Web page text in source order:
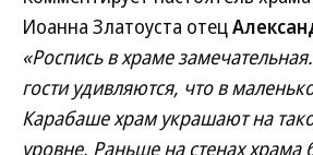
Иоанна Златоуста отец
«Роспись в храме
гости удивляются, что в
Карабаше храм украшают на
уровне. Раньше на стенах храма